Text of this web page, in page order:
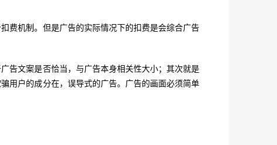
费机制。但是广告的实际情况下的扣费是会综合广告
告文案是否恰当，与广告本身相关性大小；其次就是
用户的成分在，误导式的广告。广告的画面必须简单